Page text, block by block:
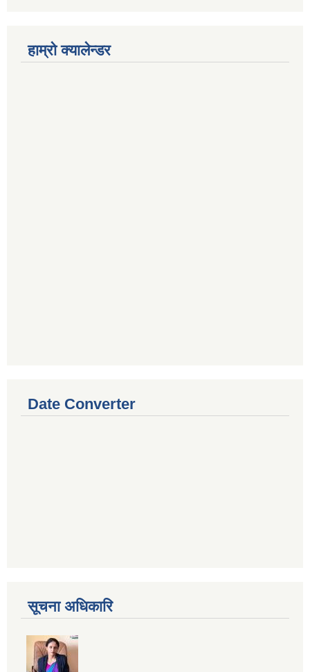
हाम्रो क्यालेन्डर
Date Converter
सूचना अधिकारि